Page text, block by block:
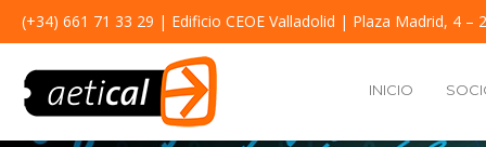
(+34) 661 71 33 29 | Edificio CEOE Valladolid | Plaza Madrid, 4 –
INICIO